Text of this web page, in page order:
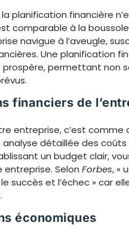
planification financière
comparable à la
navigue à l’aveugle,
Une planification
permettant non
financiers de
entreprise, c’est comme
détaillée des
un budget clair,
Selon Forbes, «
succès et l’échec » car
économiques